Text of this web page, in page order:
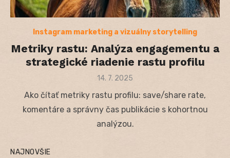
Instagram marketing a vizuálny storytelling
Metriky rastu: Analýza engagementu a
strategické riadenie rastu profilu
Posted
14. 7. 2025
Ako čítať metriky rastu profilu: save/share rate,
komentáre a správny čas publikácie s kohortnou
analýzou.
NAJNOVŠIE